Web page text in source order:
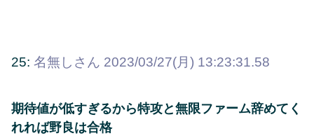
25: 名無しさん 2023/03/27(月) 13:23:31.58
期待値が低すぎるから特攻と無限ファーム辞めてく
れれば野良は合格